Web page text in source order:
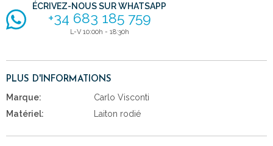
ÉCRIVEZ-NOUS SUR WHATSAPP
+34 683 185 759
L-V 10:00h - 18:30h
PLUS D'INFORMATIONS
Marque:
Carlo Visconti
Matériel:
Laiton rodié